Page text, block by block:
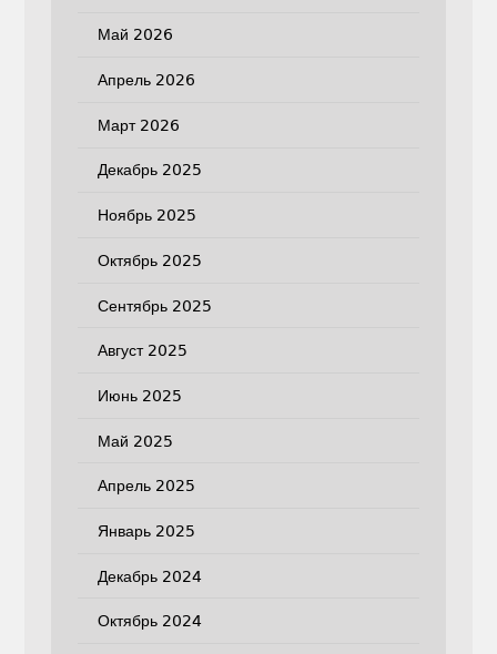
Май 2026
Апрель 2026
Март 2026
Декабрь 2025
Ноябрь 2025
Октябрь 2025
Сентябрь 2025
Август 2025
Июнь 2025
Май 2025
Апрель 2025
Январь 2025
Декабрь 2024
Октябрь 2024